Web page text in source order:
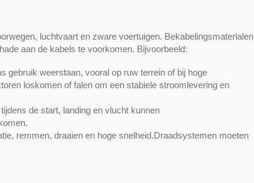
luchtvaart en zware voertuigen. Bekabelingsmaterialen
aan de kabels te voorkomen. Bijvoorbeeld:
gebruik weerstaan, vooral op ruw terrein of bij hoge
loskomen of falen om een stabiele stroomlevering en
de start, landing en vlucht kunnen
remmen, draaien en hoge snelheid.Draadsystemen moeten